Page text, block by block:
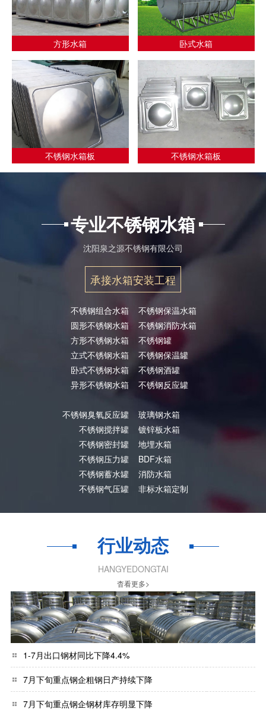
方形水箱 卧式水箱
不锈钢水箱板 不锈钢水箱板
专业不锈钢水箱
沈阳泉之源不锈钢有限公司
承接水箱安装工程
不锈钢组合水箱
圆形不锈钢水箱
方形不锈钢水箱
立式不锈钢水箱
卧式不锈钢水箱
异形不锈钢水箱
不锈钢臭氧反应罐
不锈钢搅拌罐
不锈钢密封罐
不锈钢压力罐
不锈钢蓄水罐
不锈钢气压罐
不锈钢保温水箱
不锈钢消防水箱
不锈钢罐
不锈钢保温罐
不锈钢酒罐
不锈钢反应罐
玻璃钢水箱
镀锌板水箱
地埋水箱
BDF水箱
消防水箱
非标水箱定制
行业动态
HANGYEDONGTAI
杳看更多>
1-7月出口钢材同比下降4.4%
7月下旬重点钢企粗钢日产持续下降
7月下旬重点钢企钢材库存明显下降